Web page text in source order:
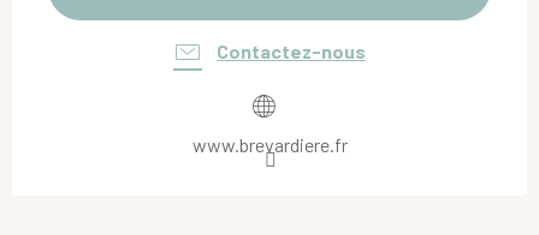
Contactez-nous
www.brevardiere.fr